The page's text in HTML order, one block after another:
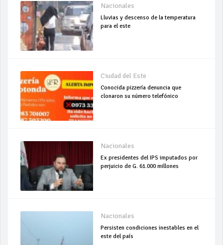
Nacionales
Lluvias y descenso de la temperatura
para el este
Ciudad del Este
Conocida pizzería denuncia que
clonaron su número telefónico
Nacionales
Ex presidentes del IPS imputados por
perjuicio de G. 61.000 millones
Nacionales
Persisten condiciones inestables en el
este del país